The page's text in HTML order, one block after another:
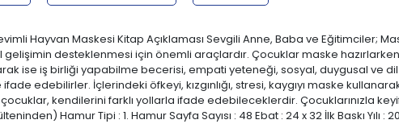
Hayvan Maskesi Kitap Açıklaması Sevgili Anne, Baba ve
gelişimin desteklenmesi için önemli araçlardır. Çocuklar maske
ise iş birliği yapabilme becerisi, empati yeteneği, sosyal, duygusal ve
edebilirler. İçlerindeki öfkeyi, kızgınlığı, stresi, kaygıyı maske
kendilerini farklı yollarla ifade edebileceklerdir. Çocuklarınızla
Hamur Tipi : 1. Hamur Sayfa Sayısı : 48 Ebat : 24 x 32 İlk Baskı Yılı :